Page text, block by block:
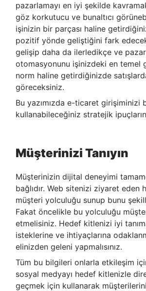
pazarlamayı en iyi şekilde
göz korkutucu ve bunaltıcı
işinizin bir parçası haline
pozitif yönde geliştiğini fark
gelişip daha da ilerledikçe ve
otomasyonunu işinizdeki en temel
norm haline getirdiğinizde
göreceksiniz.
Bu yazımızda e-ticaret girişiminizi
kullanabileceğiniz stratejik
Müşterinizi Tanıyın
Müşterinizin dijital deneyimi
bağlıdır. Web sitenizi ziyaret eden
müşteri yolculuğu sunup bunu
Fakat öncelikle bu yolculuğu
etmelisiniz. Hedef kitlenizi iyi
isteklerine ve ihtiyaçlarına
elinizden geleni yapmalısınız.
Tüm bu bilgileri onlarla etkileşim
sosyal medyayı hedef kitlenizle
geçmek için kullanarak